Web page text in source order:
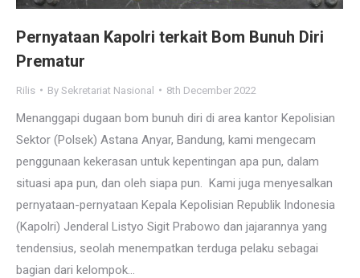
Pernyataan Kapolri terkait Bom Bunuh Diri
Prematur
Rilis By Sekretariat Nasional 8th December 2022
Menanggapi dugaan bom bunuh diri di area kantor Kepolisian
Sektor (Polsek) Astana Anyar, Bandung, kami mengecam
penggunaan kekerasan untuk kepentingan apa pun, dalam
situasi apa pun, dan oleh siapa pun. Kami juga menyesalkan
pernyataan-pernyataan Kepala Kepolisian Republik Indonesia
(Kapolri) Jenderal Listyo Sigit Prabowo dan jajarannya yang
tendensius, seolah menempatkan terduga pelaku sebagai
bagian dari kelompok…